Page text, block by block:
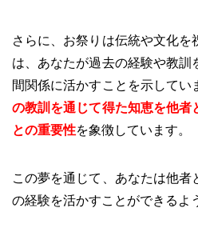
さらに、お祭りは伝統や文化
は、あなたが過去の経験や教訓
間関係に活かすことを示してい
の教訓を通じて得た知恵を他者
との重要性を象徴しています。
この夢を通じて、あなたは他
の経験を活かすことができるよ